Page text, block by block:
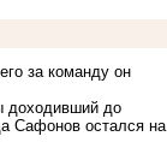
за команду он
доходивший до
Сафонов остался на